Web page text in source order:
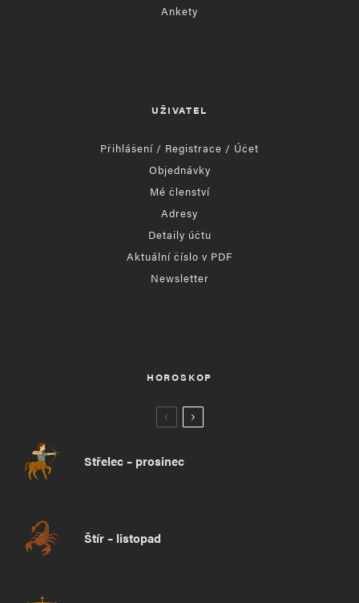
Ankety
UŽIVATEL
Přihlášení / Registrace / Účet
Objednávky
Mé členství
Adresy
Detaily účtu
Aktuální číslo v PDF
Newsletter
HOROSKOP
Střelec – prosinec
Štír – listopad